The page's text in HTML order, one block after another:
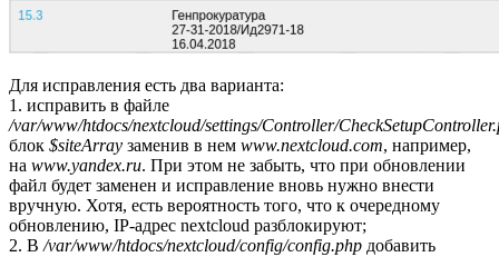
Для исправления есть два варианта:
1. исправить в файле
/var/www/htdocs/nextcloud/settings/Controller/
блок $siteArray заменив в нем www.nextcloud.com, например,
на www.yandex.ru. При этом не забыть, что при обновлении
файл будет заменен и исправление вновь нужно внести
вручную. Хотя, есть вероятность того, что к очередному
обновлению, IP-адрес nextcloud разблокируют;
2. В /var/www/htdocs/nextcloud/config/config.php добавить